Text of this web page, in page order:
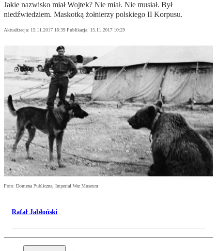
Jakie nazwisko miał Wojtek? Nie miał. Nie musiał. Był
niedźwiedziem. Maskotką żołnierzy polskiego II Korpusu.
Aktualizacja: 15.11.2017 10:39 Publikacja: 15.11.2017 10:29
Foto: Domena Publiczna, Imperial War Museum
Rafał Jabłoński